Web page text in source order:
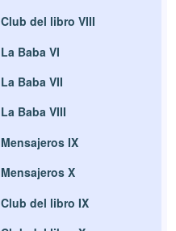
Club del libro VIII
La Baba VI
La Baba VII
La Baba VIII
Mensajeros IX
Mensajeros X
Club del libro IX